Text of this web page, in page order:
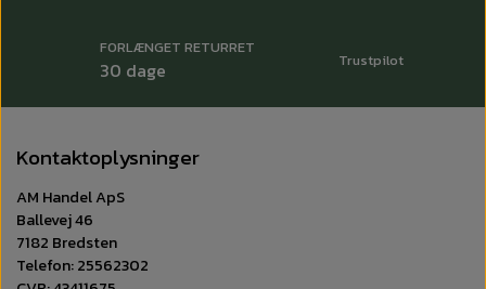
FORLÆNGET RETURRET
30 dage Trustpilot
Kontaktoplysninger
AM Handel ApS
Ballevej 46
7182 Bredsten
Telefon: 25562302